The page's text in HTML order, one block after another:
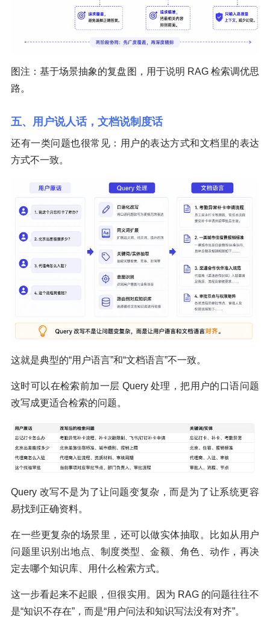
图注：基于场景抽象的复盘图，用于说明 RAG 检索调优思
路。
五、用户说人话，文档说制度话
还有一类问题也很常见：用户的表达方式和文档里的表达
方式不一致。
这就是典型的“用户语言”和“文档语言”不一致。
这时可以在检索前加一层 Query 处理，把用户的口语问题
改写成更适合检索的问题。
Query 改写不是为了让问题变复杂，而是为了让系统更容
易找到正确资料。
在一些更复杂的场景里，还可以做实体抽取。比如从用户
问题里识别出地点、制度类型、金额、角色、动作，再决
定去哪个知识库、用什么检索方式。
这一步看起来不起眼，但很实用。因为 RAG 的问题往往不
是“知识不存在”，而是“用户问法和知识写法没有对齐”。